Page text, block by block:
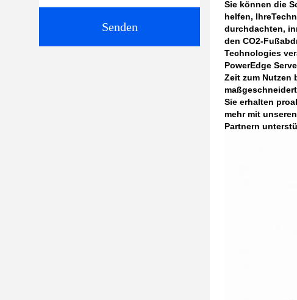
Senden
Sie können die
helfen, Ihre
durchdachten,
den CO2-
Technologies
PowerEdge
Zeit zum Nutzen
Sie erhalten
mehr mit
Partnern